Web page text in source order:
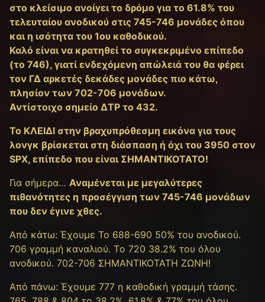
στο κλείσιμο ανοίγει το δρόμο για το 61.8% του
τελευταίου ανοδικού στις 745-746 μονάδες όπου
και η ισότητα του 1ου καθοδικού.
Καλό είναι να κρατηθεί το συγκεκριμένο επίπεδο
(το 746), γιατί ενδεχόμενη απώλειά του θα φέρει
τον ΓΔ αρκετές δεκάδες μονάδες πιο κάτω,
πλησίον των 702-706 μονάδων.
Αντίστοιχο σημείο ΔΤΡ το 432.
Το ΚΛΕΙΔΙ στην βραχυπρόθεσμη εικόνα για τους
λονγκ βρίσκεται στη διάσπαση ή όχι του 3950 στον
SPX, επίπεδο που είναι ΣΗΜΑΝΤΙΚΟΤΑΤΟ!
Για σήμερα… Αναμένεται με μεγαλύτερες
πιθανότητες η προσέγγιση των 745-746 μονάδων
που δεν έγινε χθες.
Από κάτω: Έχουμε Το 688-690 50% του ανοδικού.
706 γραμμή καναλιού. Tο 720 38.2% του όλου
ανοδικού. 702-706 ΣΗΜΑΝΤΙΚΟΤΑΤΗ ΖΩΝΗ!
Από πάνω: Έχουμε 777 η καθοδική γραμμή τάσης.